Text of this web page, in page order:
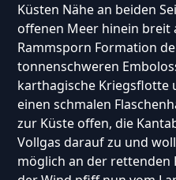
Küsten Nähe an beiden
offenen Meer hinein breit
Rammsporn Formation
tonnenschweren
karthagische Kriegsflotte
einen schmalen
zur Küste offen, die
Vollgas darauf zu und
möglich an der rettenden